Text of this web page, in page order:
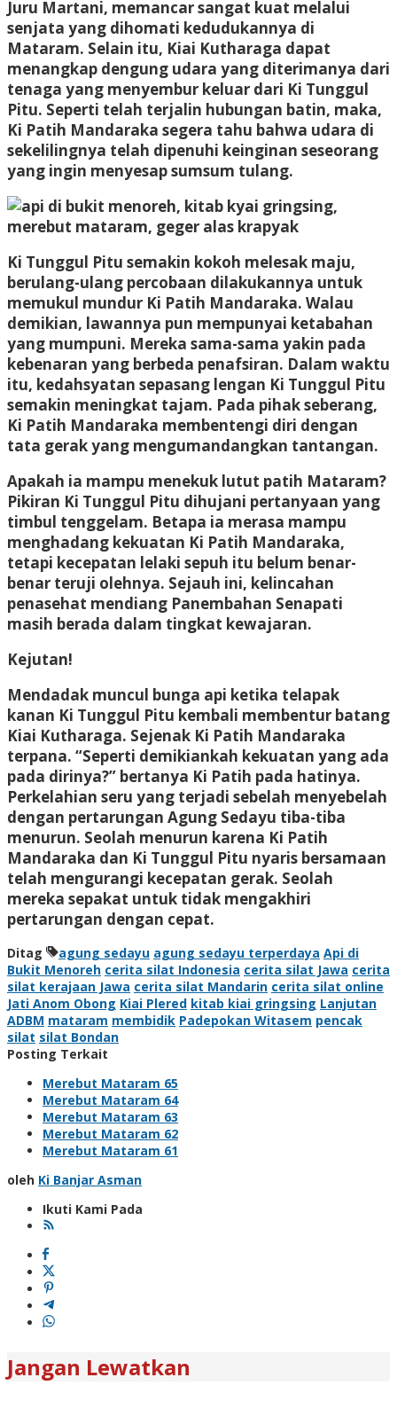
Juru Martani, memancar sangat kuat melalui
senjata yang dihomati kedudukannya di
Mataram. Selain itu, Kiai Kutharaga dapat
menangkap dengung udara yang diterimanya dari
tenaga yang menyembur keluar dari Ki Tunggul
Pitu. Seperti telah terjalin hubungan batin, maka,
Ki Patih Mandaraka segera tahu bahwa udara di
sekelilingnya telah dipenuhi keinginan seseorang
yang ingin menyesap sumsum tulang.
Ki Tunggul Pitu semakin kokoh melesak maju,
berulang-ulang percobaan dilakukannya untuk
memukul mundur Ki Patih Mandaraka. Walau
demikian, lawannya pun mempunyai ketabahan
yang mumpuni. Mereka sama-sama yakin pada
kebenaran yang berbeda penafsiran. Dalam waktu
itu, kedahsyatan sepasang lengan Ki Tunggul Pitu
semakin meningkat tajam. Pada pihak seberang,
Ki Patih Mandaraka membentengi diri dengan
tata gerak yang mengumandangkan tantangan.
Apakah ia mampu menekuk lutut patih Mataram?
Pikiran Ki Tunggul Pitu dihujani pertanyaan yang
timbul tenggelam. Betapa ia merasa mampu
menghadang kekuatan Ki Patih Mandaraka,
tetapi kecepatan lelaki sepuh itu belum benar-
benar teruji olehnya. Sejauh ini, kelincahan
penasehat mendiang Panembahan Senapati
masih berada dalam tingkat kewajaran.
Kejutan!
Mendadak muncul bunga api ketika telapak
kanan Ki Tunggul Pitu kembali membentur batang
Kiai Kutharaga. Sejenak Ki Patih Mandaraka
terpana. “Seperti demikiankah kekuatan yang ada
pada dirinya?” bertanya Ki Patih pada hatinya.
Perkelahian seru yang terjadi sebelah menyebelah
dengan pertarungan Agung Sedayu tiba-tiba
menurun. Seolah menurun karena Ki Patih
Mandaraka dan Ki Tunggul Pitu nyaris bersamaan
telah mengurangi kecepatan gerak. Seolah
mereka sepakat untuk tidak mengakhiri
pertarungan dengan cepat.
Ditag agung sedayu agung sedayu terperdaya Api di
Bukit Menoreh cerita silat Indonesia cerita silat Jawa cerita
silat kerajaan Jawa cerita silat Mandarin cerita silat online
Jati Anom Obong Kiai Plered kitab kiai gringsing Lanjutan
ADBM mataram membidik Padepokan Witasem pencak
silat silat Bondan
Posting Terkait
Merebut Mataram 65
Merebut Mataram 64
Merebut Mataram 63
Merebut Mataram 62
Merebut Mataram 61
oleh Ki Banjar Asman
Ikuti Kami Pada
Jangan Lewatkan